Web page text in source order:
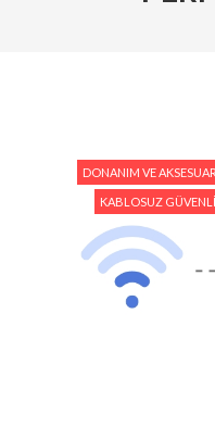
#Reolink Gelecek
Güvenlik Sistemleri
#Reolink Güvenlik
Önlemenin Etkili
DONANIM VE
KABLOSUZ